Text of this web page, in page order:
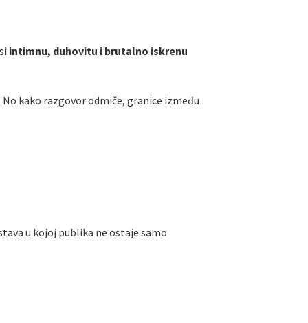
intimnu, duhovitu i brutalno iskrenu
kako razgovor odmiče, granice između
u kojoj publika ne ostaje samo